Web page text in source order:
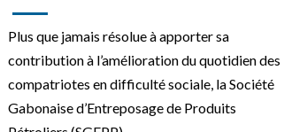
Plus que jamais résolue à apporter sa
contribution à l’amélioration du quotidien des
compatriotes en difficulté sociale, la Société
Gabonaise d’Entreposage de Produits